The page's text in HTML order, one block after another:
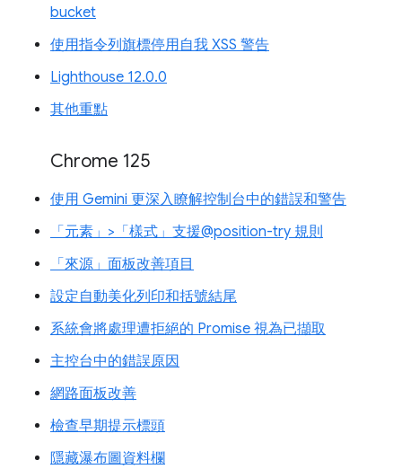
bucket
使用指令列旗標停用自我 XSS 警告
Lighthouse 12.0.0
其他重點
Chrome 125
使用 Gemini 更深入瞭解控制台中的錯誤和警告
「元素」>「樣式」支援@position-try 規則
「來源」面板改善項目
設定自動美化列印和括號結尾
系統會將處理遭拒絕的 Promise 視為已擷取
主控台中的錯誤原因
網路面板改善
檢查早期提示標頭
隱藏瀑布圖資料欄